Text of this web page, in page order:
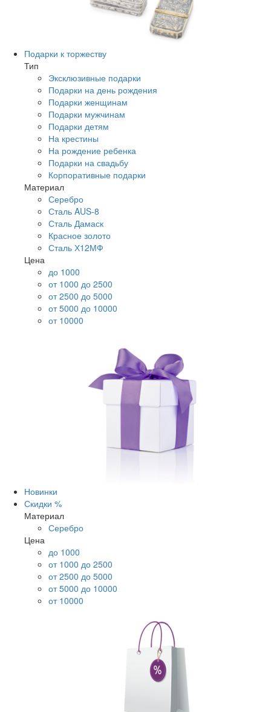
Подарки к торжеству
Тип
Эксклюзивные подарки
Подарки на день рождения
Подарки женщинам
Подарки мужчинам
Подарки детям
На крестины
На рождение ребенка
Подарки на свадьбу
Корпоративные подарки
Материал
Серебро
Сталь AUS-8
Сталь Дамаск
Красное золото
Сталь Х12МФ
Цена
до 1000
от 1000 до 2500
от 2500 до 5000
от 5000 до 10000
от 10000
Новинки
Скидки %
Материал
Серебро
Цена
до 1000
от 1000 до 2500
от 2500 до 5000
от 5000 до 10000
от 10000